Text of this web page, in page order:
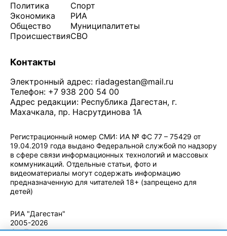
Политика
Экономика
Общество
Происшествия
Спорт
РИА
Муниципалитеты
СВО
Контакты
Электронный адрес: riadagestan@mail.ru
Телефон: +7 938 200 54 00
Адрес редакции: Республика Дагестан, г.
Махачкала, пр. Насрутдинова 1А
Регистрационный номер СМИ: ИА № ФС 77 – 75429 от
19.04.2019 года выдано Федеральной службой по надзору
в сфере связи информационных технологий и массовых
коммуникаций. Отдельные статьи, фото и
видеоматериалы могут содержать информацию
предназначенную для читателей 18+ (запрещено для
детей)
РИА "Дагестан"
2005-2026
© - Правила